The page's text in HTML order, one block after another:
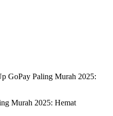
GoPay Paling Murah 2025:
Murah 2025: Hemat